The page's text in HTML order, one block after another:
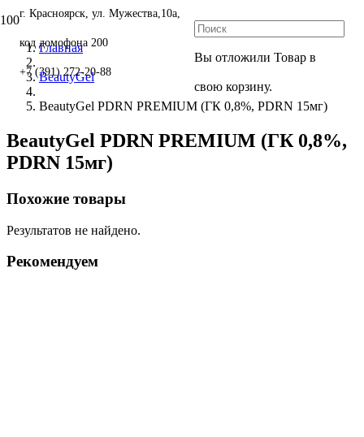
г. Красноярск, ул. Мужества,10а,
код домофона 200
+7 (391) 272-20-88
Вы отложили Товар в
свою корзину.
Главная
BeautyGel
BeautyGel PDRN PREMIUM (ГК 0,8%, PDRN 15мг)
BeautyGel PDRN PREMIUM (ГК 0,8%,
PDRN 15мг)
Похожие товары
Результатов не найдено.
Рекомендуем